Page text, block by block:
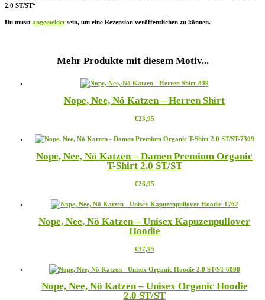
2.0 ST/ST“
Du musst angemeldet sein, um eine Rezension veröffentlichen zu können.
Mehr Produkte mit diesem Motiv...
Nope, Nee, Nö Katzen – Herren Shirt
€23,95Dieses
weist
Varianten
auf.
Optionen
auf
Produktseite
gewählt
Nope, Nee, Nö Katzen – Damen Premium Organic
T-Shirt 2.0 ST/ST
€26,95Dieses
weist
Varianten
auf.
Optionen
auf
Produktseite
gewählt
Nope, Nee, Nö Katzen – Unisex Kapuzenpullover
Hoodie
€37,95Dieses
weist
Varianten
auf.
Nope, Nee, Nö Katzen – Unisex Organic Hoodie
2.0 ST/ST